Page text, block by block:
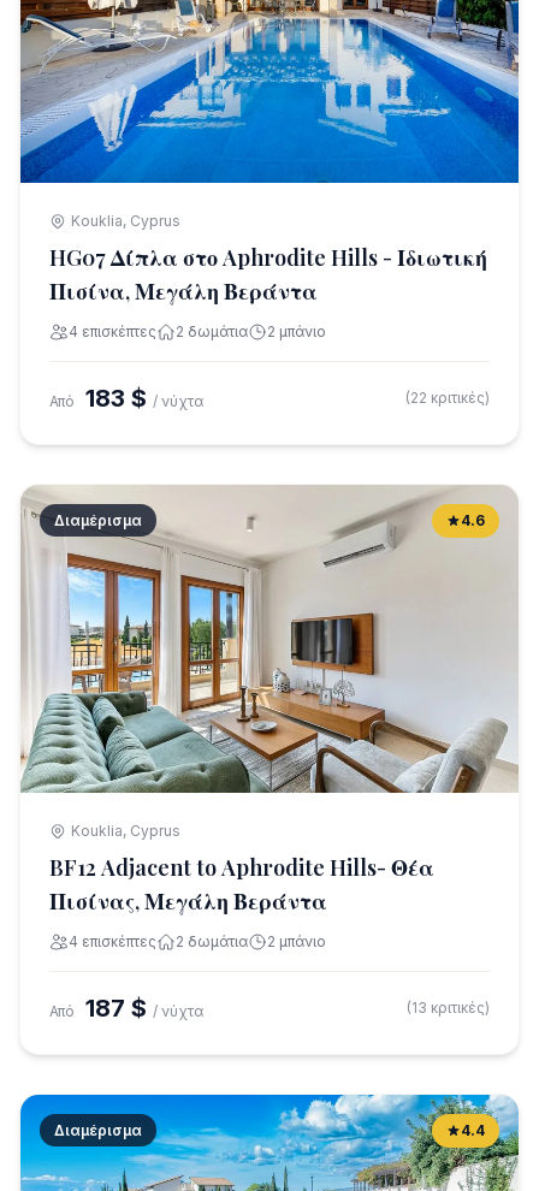
Kouklia, Cyprus
HG07 Δίπλα στο Aphrodite Hills - Ιδιωτική
Πισίνα, Μεγάλη Βεράντα
4 επισκέπτες 2 δωμάτια 2 μπάνιο
Από 183 $ / νύχτα (22 κριτικές)
Διαμέρισμα 4.6
Kouklia, Cyprus
BF12 Adjacent to Aphrodite Hills- Θέα
Πισίνας, Μεγάλη Βεράντα
4 επισκέπτες 2 δωμάτια 2 μπάνιο
Από 187 $ / νύχτα (13 κριτικές)
Διαμέρισμα 4.4